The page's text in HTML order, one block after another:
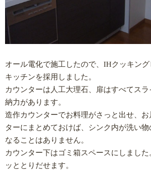
オール電化で施工したので、IHクッキン
キッチンを採用しました。
カウンターは人工大理石、扉はすべてス
納力があります。
造作カウンターでお料理がさっと出せ、
ターにまとめておけば、シンク内が洗い
なることはありません。
カウンター下はゴミ箱スペースにしまし
ッととりだせます。